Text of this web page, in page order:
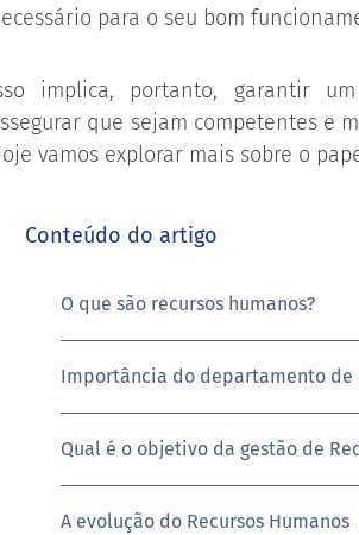
para o seu bom
implica, portanto, garantir
que sejam competentes e
vamos explorar mais sobre o
Conteúdo do artigo
O que são recursos humanos?
Importância do departamento de
Qual é o objetivo da gestão de
A evolução do Recursos Humanos